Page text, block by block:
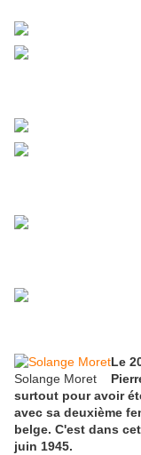
Solange Moret
Le
surtout pour avoir
avec sa deuxième
belge. C'est dans
juin 1945.